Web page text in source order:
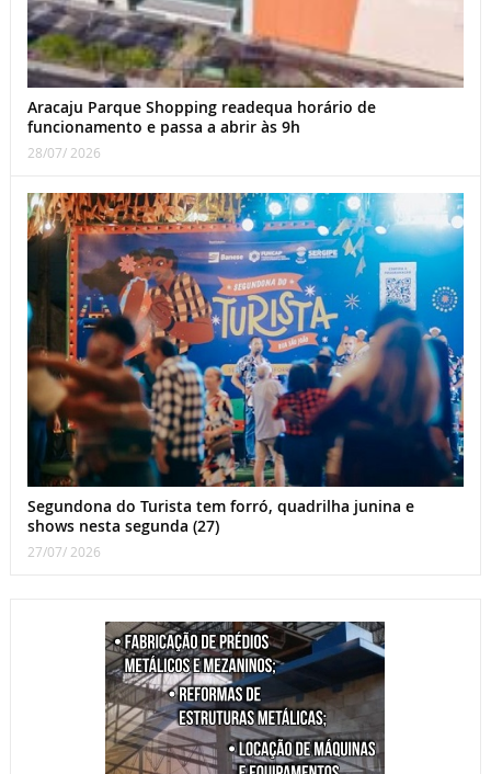
Aracaju Parque Shopping readequa horário de
funcionamento e passa a abrir às 9h
28/07/ 2026
Segundona do Turista tem forró, quadrilha junina e
shows nesta segunda (27)
27/07/ 2026